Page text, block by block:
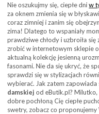
Nie oszukujmy się, ciepłe dniw
za oknem zmienia się w
coraz zimniej i zanim się
zima! Dlatego to wspaniały
prawdziwe chłody i uzbroiła
zrobić w internetowym sklepie
aktualną kolekcję jesienną
fasonami. Nie da się ukryć, że
sprawdzi się w stylizacjach
wybierać. Jak zatem zapowiada
damskiej od eButik.pl? Milutko,
dobre pochłoną Cię ciepłe
swetry, zobacz co proponujemy